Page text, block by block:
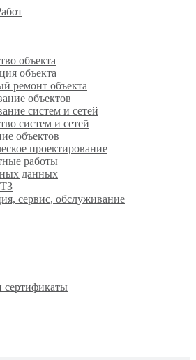
объекта
объекта
ремонт объекта
объектов
систем и сетей
систем и сетей
объектов
проектирование
работы
данных
сервис, обслуживание
сертификаты